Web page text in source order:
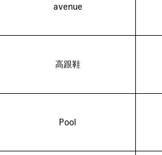
avenue
高跟鞋
Pool